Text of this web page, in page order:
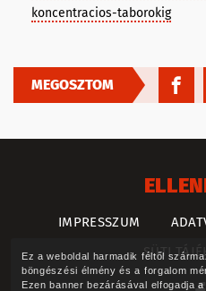
Ez a weboldal harmadik féltől
böngészési élmény és a forgalom
Ezen banner bezárásával elfogadja
koncentracios-taborokig
MEGOSZTOM
IMPRESSZUM
SÜTI